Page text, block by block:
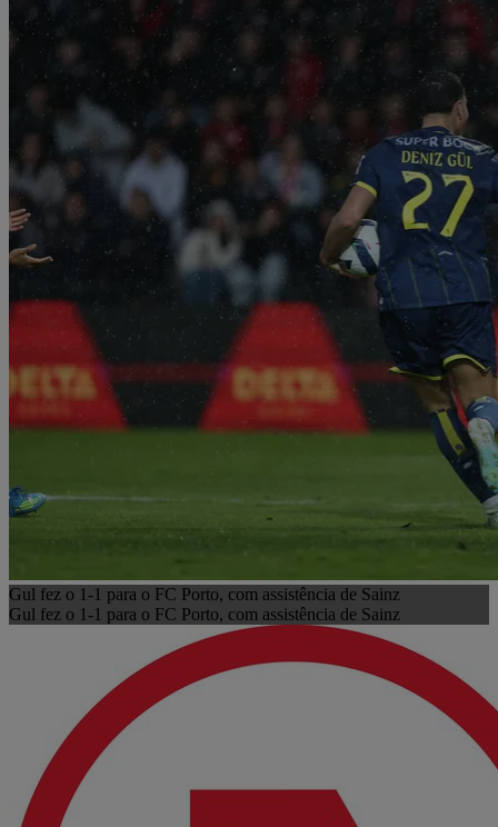
Gul fez o 1-1 para o FC Porto, com assistência de Sainz
Gul fez o 1-1 para o FC Porto, com assistência de Sainz